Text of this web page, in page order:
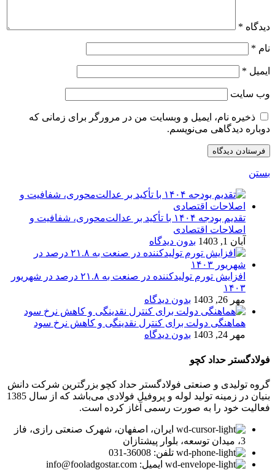
دیدگاه *
نام *
ایمیل *
وب‌ سایت
ذخیره نام، ایمیل و وبسایت من در مرورگر برای زمانی که
دوباره دیدگاهی می‌نویسم.
بستن
تقدیم بودجه ۱۴۰۴ با تأکید بر عدالت‌محوری، شفافیت و
اصلاحات اقتصادی
آبان 1, 1403
بدون دیدگاه
افزایش تورم تولیدکننده در صنعت به ۲۱.۸ درصد در شهریور
۱۴۰۳
مهر 26, 1403
بدون دیدگاه
هماهنگی دولت برای کنترل نقدینگی و کاهش نرخ سود
مهر 24, 1403
بدون دیدگاه
فولادگستر حداد کچو
گروه تولیدی و صنعتی فولادگستر حداد کچو بزرگترین شرکت دانش
بنیان در زمینه تولید لوله و پروفیل فولادی می‌باشد که از سال 1385
فعالیت خود را به صورت رسمی آغاز کرده است.
ایران، اصفهان، شهرک صنعتی رازی، فاز
3، میدان توسعه، بلوار پیشتازان
تلفن: 36008-031
ایمیل: info@fooladgostar.com